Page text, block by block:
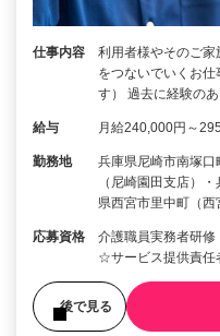
仕事内容
利用者様やそのご
をつないでいくお
す） 過去に経験の
給与 月給240,000円～
勤務地
兵庫県尼崎市南塚
（尼崎園田支店）
県西宮市里中町（西
応募資格
介護職員実務者研
☆サービス提供責任
後で見る